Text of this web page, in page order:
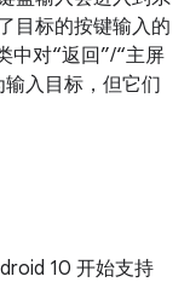
目标的按键输入的
中对“返回”/“主屏
入目标，但它们
10 开始支持